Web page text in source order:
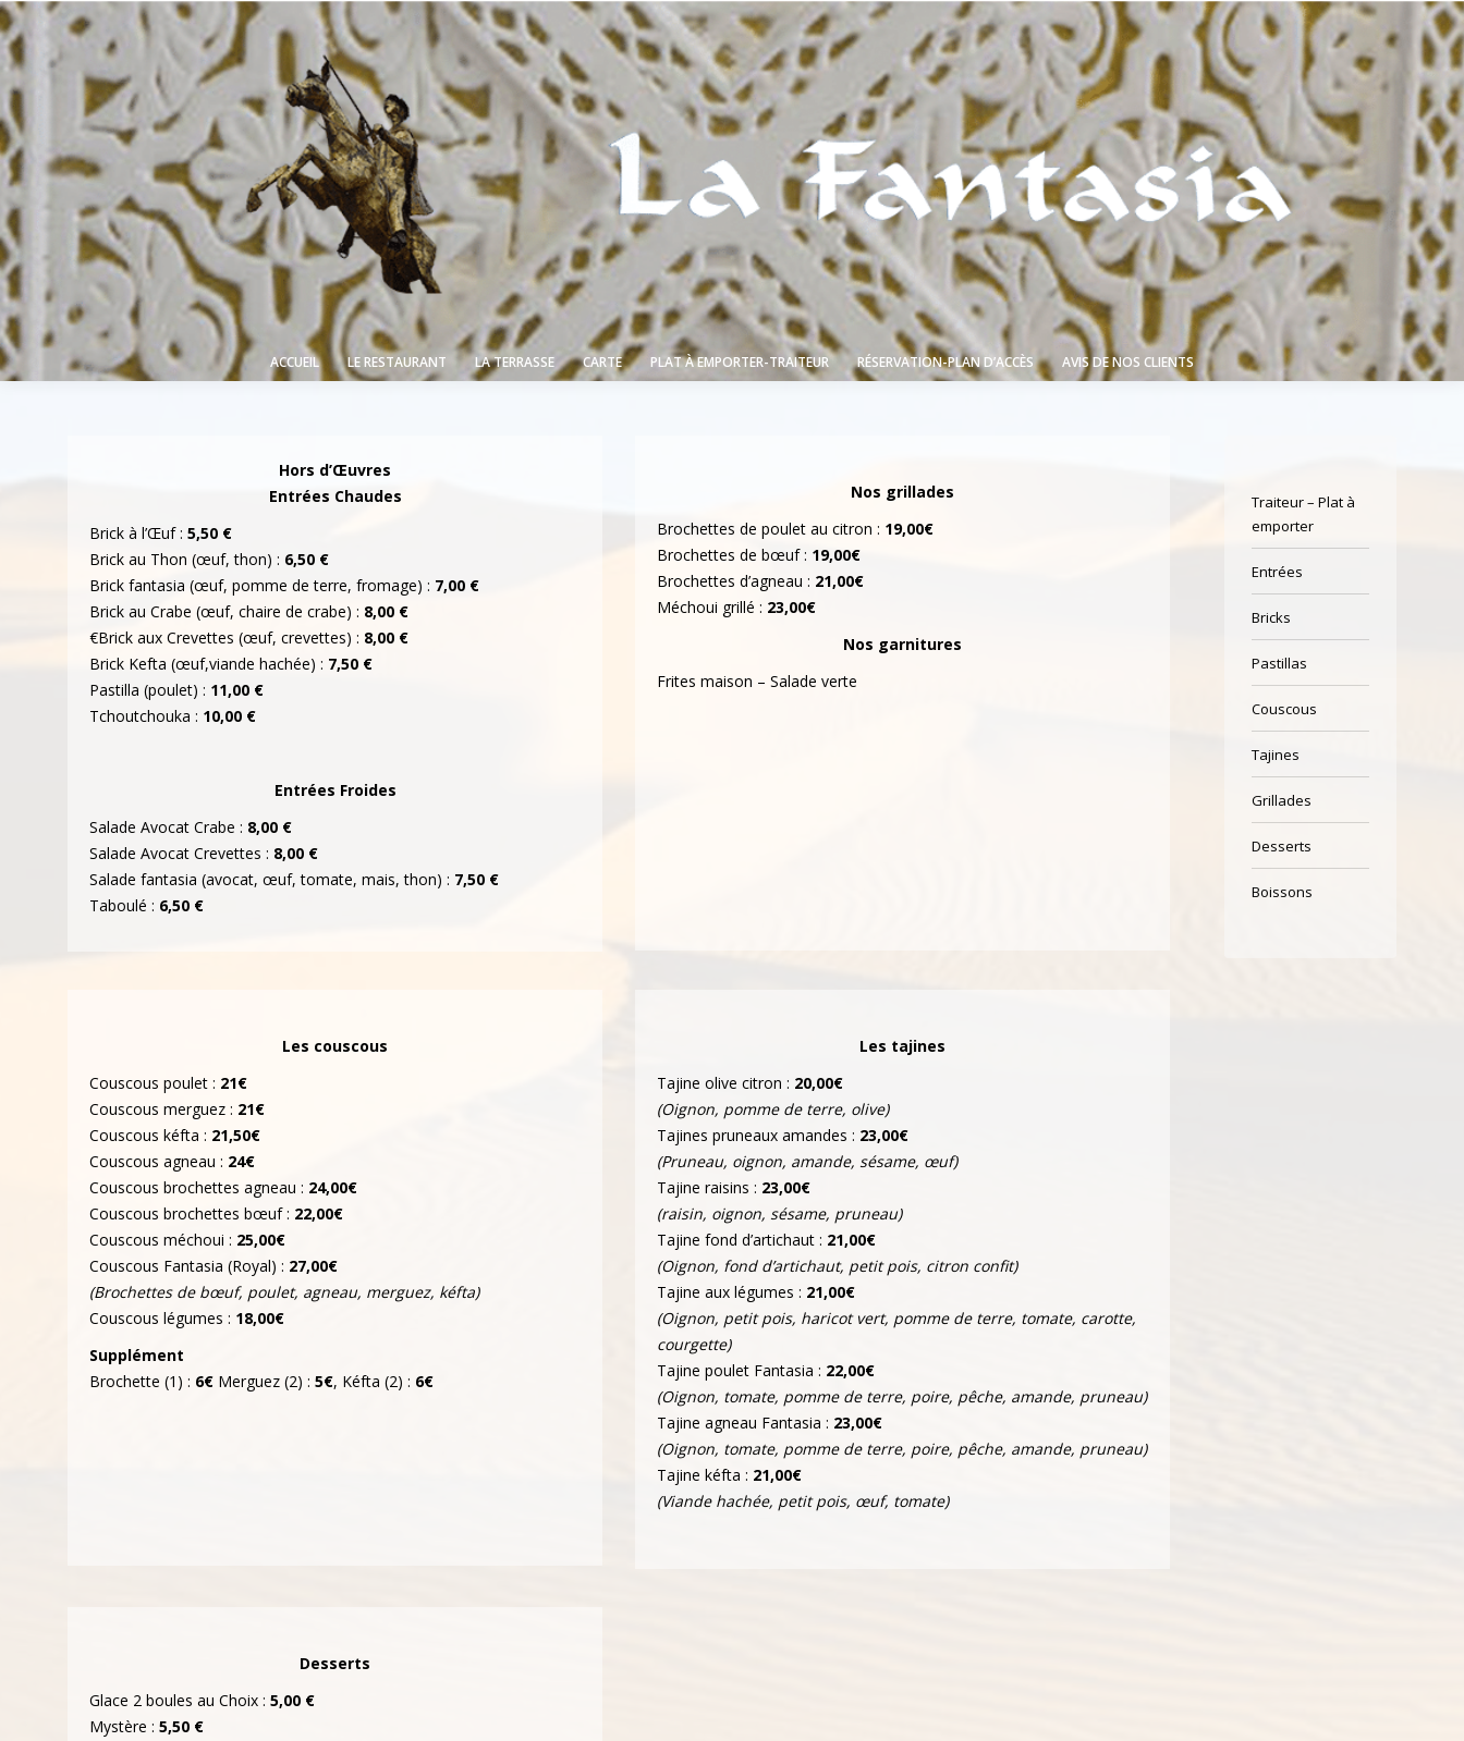
ACCUEIL LE RESTAURANT LA TERRASSE CARTE PLAT À EMPORTER-TRAITEUR RÉSERVATION-PLAN D’ACCÈS AVIS DE NOS CLIENTS
Hors d’Œuvres
Entrées Chaudes
Brick à l’Œuf : 5,50 €
Brick au Thon (œuf, thon) : 6,50 €
Brick fantasia (œuf, pomme de terre, fromage) : 7,00 €
Brick au Crabe (œuf, chaire de crabe) : 8,00 €
€Brick aux Crevettes (œuf, crevettes) : 8,00 €
Brick Kefta (œuf,viande hachée) : 7,50 €
Pastilla (poulet) : 11,00 €
Tchoutchouka : 10,00 €
Entrées Froides
Salade Avocat Crabe : 8,00 €
Salade Avocat Crevettes : 8,00 €
Salade fantasia (avocat, œuf, tomate, mais, thon) : 7,50 €
Taboulé : 6,50 €
Nos grillades
Brochettes de poulet au citron : 19,00€
Brochettes de bœuf : 19,00€
Brochettes d’agneau : 21,00€
Méchoui grillé : 23,00€
Nos garnitures
Frites maison – Salade verte
Les couscous
Couscous poulet : 21€
Couscous merguez : 21€
Couscous kéfta : 21,50€
Couscous agneau : 24€
Couscous brochettes agneau : 24,00€
Couscous brochettes bœuf : 22,00€
Couscous méchoui : 25,00€
Couscous Fantasia (Royal) : 27,00€
(Brochettes de bœuf, poulet, agneau, merguez, kéfta)
Couscous légumes : 18,00€
Supplément
Brochette (1) : 6€ Merguez (2) : 5€, Kéfta (2) : 6€
Les tajines
Tajine olive citron : 20,00€
(Oignon, pomme de terre, olive)
Tajines pruneaux amandes : 23,00€
(Pruneau, oignon, amande, sésame, œuf)
Tajine raisins : 23,00€
(raisin, oignon, sésame, pruneau)
Tajine fond d’artichaut : 21,00€
(Oignon, fond d’artichaut, petit pois, citron confit)
Tajine aux légumes : 21,00€
(Oignon, petit pois, haricot vert, pomme de terre, tomate, carotte,
courgette)
Tajine poulet Fantasia : 22,00€
(Oignon, tomate, pomme de terre, poire, pêche, amande, pruneau)
Tajine agneau Fantasia : 23,00€
(Oignon, tomate, pomme de terre, poire, pêche, amande, pruneau)
Tajine kéfta : 21,00€
(Viande hachée, petit pois, œuf, tomate)
Desserts
Glace 2 boules au Choix : 5,00 €
Mystère : 5,50 €
Traiteur – Plat à
emporter
Entrées
Bricks
Pastillas
Couscous
Tajines
Grillades
Desserts
Boissons